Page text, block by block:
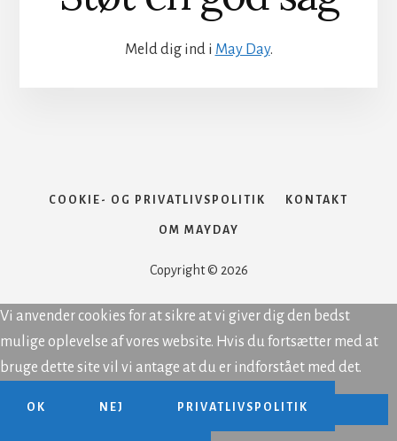
Meld dig ind i May Day.
COOKIE- OG PRIVATLIVSPOLITIK KONTAKT
OM MAYDAY
Copyright © 2026
Vi anvender cookies for at sikre at vi giver dig den bedst
mulige oplevelse af vores website. Hvis du fortsætter med at
bruge dette site vil vi antage at du er indforstået med det.
OK NEJ PRIVATLIVSPOLITIK